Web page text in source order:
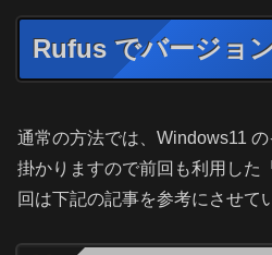
Rufus でバージョ
通常の方法では、Windows11
掛かりますので前回も利用した
回は下記の記事を参考にさせて